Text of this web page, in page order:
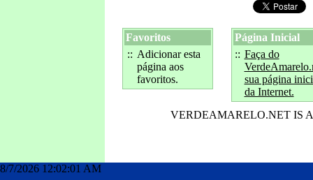
Favoritos
:: Adicionar esta
página aos
favoritos.
Página Inicial
:: Faça do
sua página
da Internet.
VERDEAMARELO.NET IS
8/7/2026 12:02:01 AM